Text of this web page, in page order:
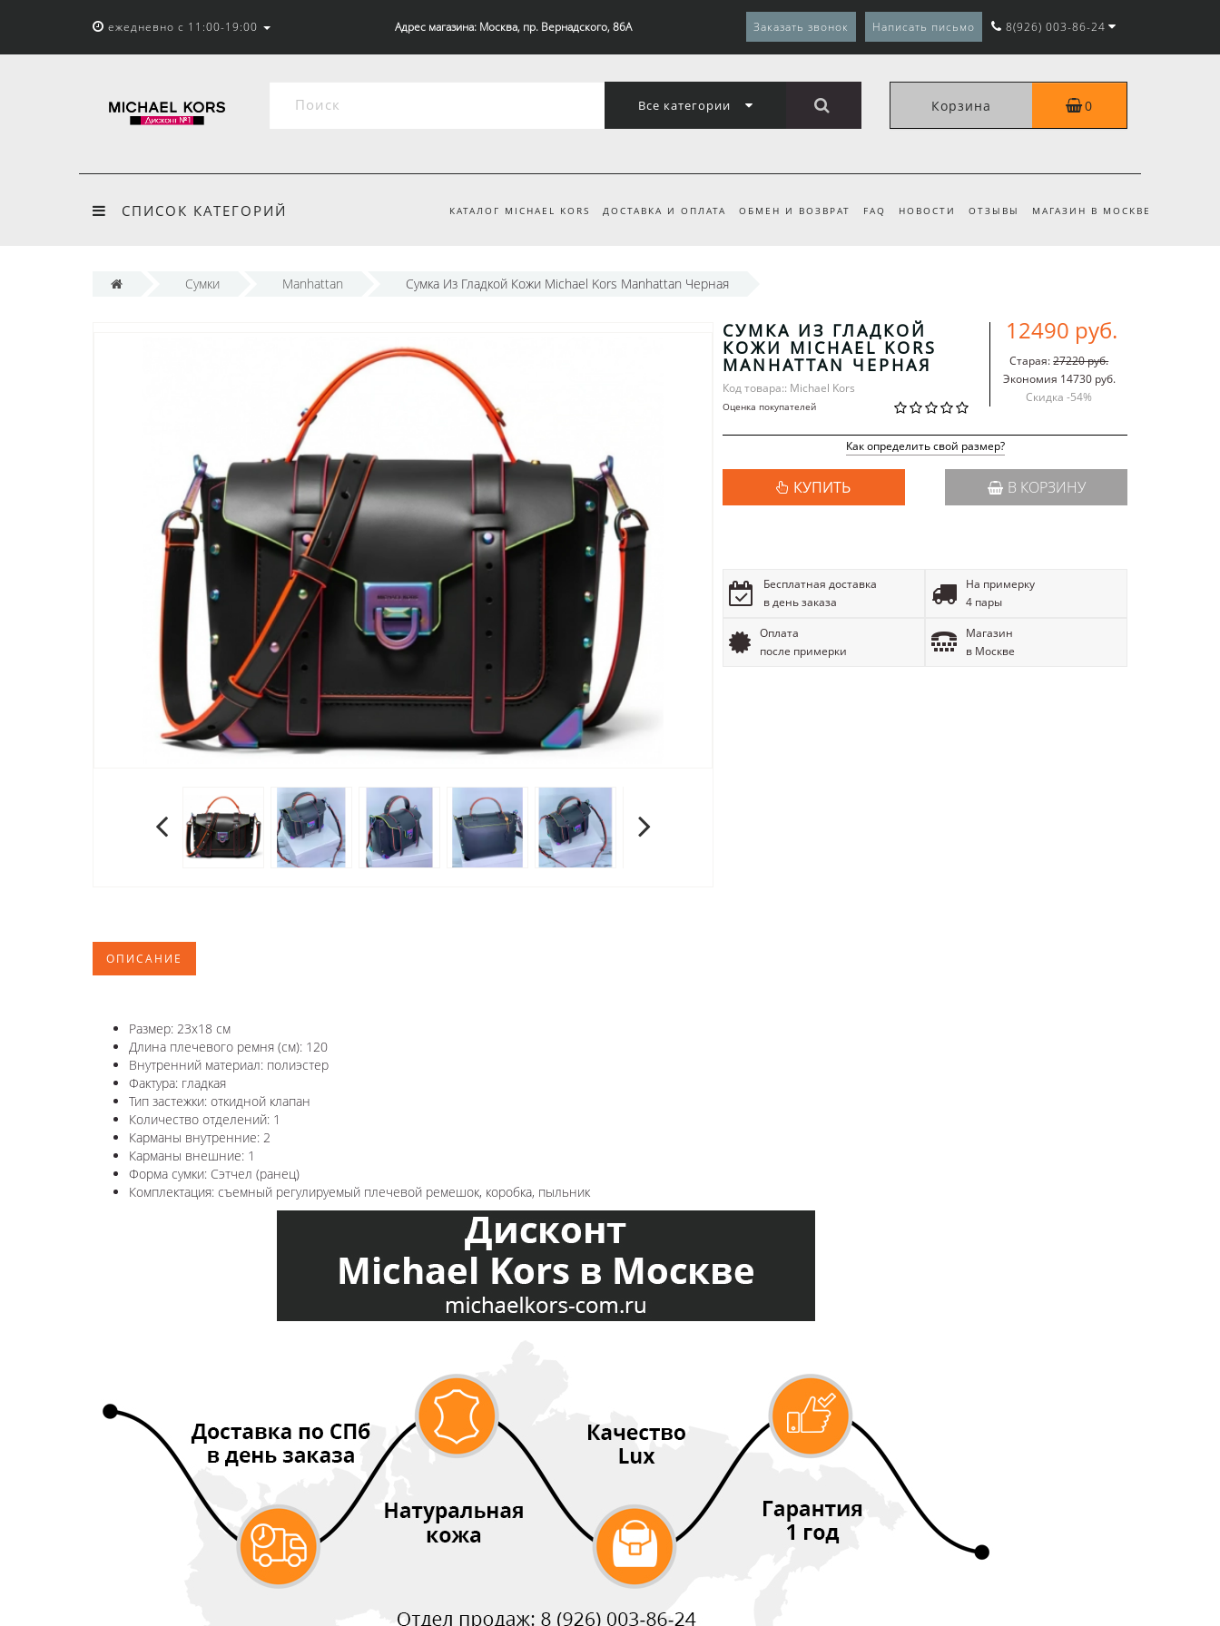
ежедневно с 11:00-19:00 Адрес магазина: Москва, пр. Вернадского, 86А Заказать звонок Написать письмо 8(926) 003-86-24
Все категории Корзина 0
СПИСОК КАТЕГОРИЙ КАТАЛОГ MICHAEL KORS ДОСТАВКА И ОПЛАТА ОБМЕН И ВОЗВРАТ FAQ НОВОСТИ ОТЗЫВЫ МАГАЗИН В МОСКВЕ
Сумки Manhattan Сумка Из Гладкой Кожи Michael Kors Manhattan Черная
СУМКА ИЗ ГЛАДКОЙ
КОЖИ MICHAEL KORS
MANHATTAN ЧЕРНАЯ
Код товара:: Michael Kors
Оценка покупателей
12490 руб.
Старая:27220 руб.
Экономия 14730 руб.
Скидка -54%
Как определить свой размер?
КУПИТЬ В КОРЗИНУ
Бесплатная доставка
в день заказа
На примерку
4 пары
Оплата
после примерки
Магазин
в Москве
ОПИСАНИЕ
Размер: 23х18 см
Длина плечевого ремня (см): 120
Внутренний материал: полиэстер
Фактура: гладкая
Тип застежки: откидной клапан
Количество отделений: 1
Карманы внутренние: 2
Карманы внешние: 1
Форма сумки: Сэтчел (ранец)
Комплектация: съемный регулируемый плечевой ремешок, коробка, пыльник